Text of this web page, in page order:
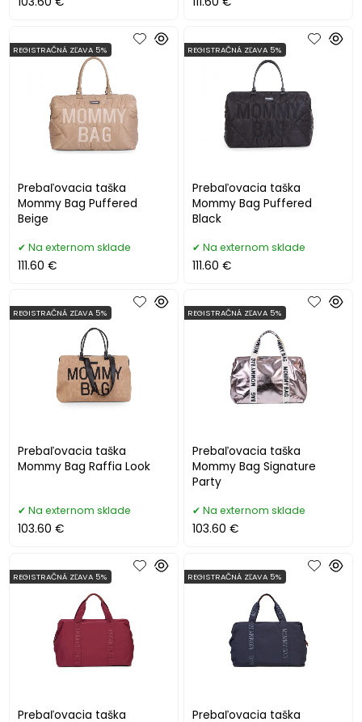
Prebaľovacia taška
Mommy Bag Puffered
Beige
REGISTRAČNÁ ZĽAVA 5%
Na externom sklade
111.60 €
Prebaľovacia taška
Mommy Bag Puffered
Black
REGISTRAČNÁ ZĽAVA 5%
Na externom sklade
111.60 €
Prebaľovacia taška
Mommy Bag Raffia Look
REGISTRAČNÁ ZĽAVA 5%
Na externom sklade
103.60 €
Prebaľovacia taška
Mommy Bag Signature
Party
REGISTRAČNÁ ZĽAVA 5%
Na externom sklade
103.60 €
Prebaľovacia taška
REGISTRAČNÁ ZĽAVA 5%
Prebaľovacia taška
REGISTRAČNÁ ZĽAVA 5%